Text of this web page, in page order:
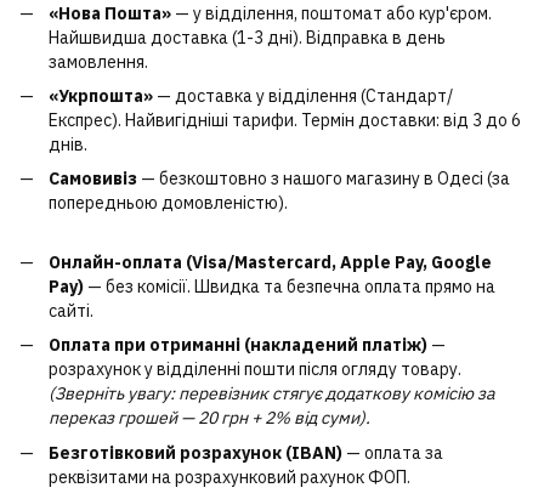
«Нова Пошта» — у відділення, поштомат або кур'єром.
Найшвидша доставка (1-3 дні). Відправка в день
замовлення.
«Укрпошта» — доставка у відділення (Стандарт/
Експрес). Найвигідніші тарифи. Термін доставки: від 3 до 6
днів.
Самовивіз — безкоштовно з нашого магазину в Одесі (за
попередньою домовленістю).
Онлайн-оплата (Visa/Mastercard, Apple Pay, Google
Pay) — без комісії. Швидка та безпечна оплата прямо на
сайті.
Оплата при отриманні (накладений платіж) —
розрахунок у відділенні пошти після огляду товару.
(Зверніть увагу: перевізник стягує додаткову комісію за
переказ грошей — 20 грн + 2% від суми).
Безготівковий розрахунок (IBAN) — оплата за
реквізитами на розрахунковий рахунок ФОП.